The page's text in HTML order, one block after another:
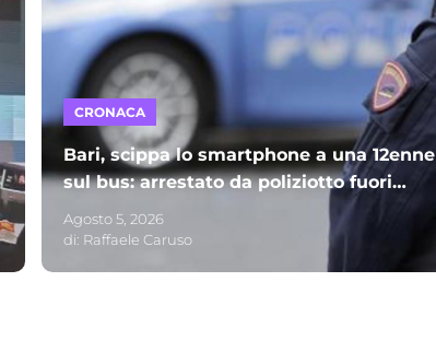
CRONACA
Bari, scippa lo smartphone a una 12enne
sul bus: arrestato da poliziotto fuori
servizio e processato per direttissima
Agosto 5, 2026
di: Raffaele Caruso